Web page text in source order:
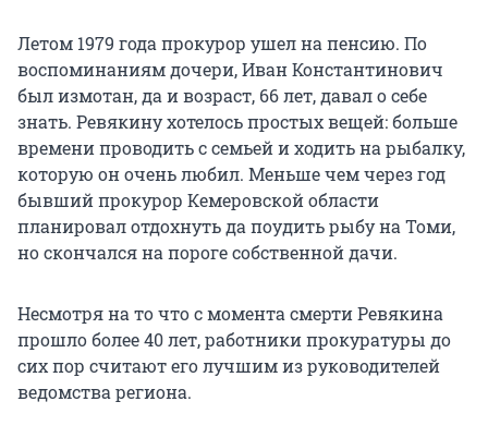
Летом 1979 года прокурор ушел на пенсию. По
воспоминаниям дочери, Иван Константинович
был измотан, да и возраст, 66 лет, давал о себе
знать. Ревякину хотелось простых вещей: больше
времени проводить с семьей и ходить на рыбалку,
которую он очень любил. Меньше чем через год
бывший прокурор Кемеровской области
планировал отдохнуть да поудить рыбу на Томи,
но скончался на пороге собственной дачи.
Несмотря на то что с момента смерти Ревякина
прошло более 40 лет, работники прокуратуры до
сих пор считают его лучшим из руководителей
ведомства региона.